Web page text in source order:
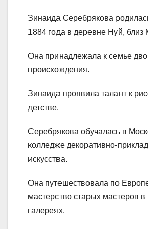
Зинаида Серебрякова
1884 года в деревне Нуй, близ
Она принадлежала к семье
происхождения.
Зинаида проявила талант к
детстве.
Серебрякова обучалась в
колледже декоративно-
искусства.
Она путешествовала по
мастерство старых мастеров в
галереях.